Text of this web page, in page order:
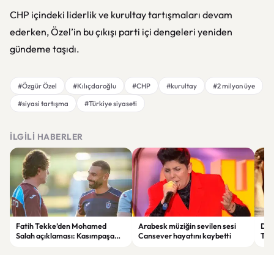
CHP içindeki liderlik ve kurultay tartışmaları devam
ederken, Özel’in bu çıkışı parti içi dengeleri yeniden
gündeme taşıdı.
#Özgür Özel #Kılıçdaroğlu #CHP #kurultay
#2 milyon üye
#siyasi tartışma
#Türkiye siyaseti
İLGILI HABERLER
Fatih Tekke’den Mohamed
Salah açıklaması: Kasımpaşa
Arabesk müziğin sevilen sesi
Cansever hayatını kaybetti